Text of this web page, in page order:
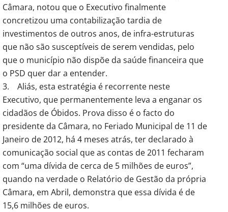
Câmara, notou que o Executivo finalmente
concretizou uma contabilização tardia de
investimentos de outros anos, de infra-estruturas
que não são susceptíveis de serem vendidas, pelo
que o município não dispõe da saúde financeira que
o PSD quer dar a entender.
3. Aliás, esta estratégia é recorrente neste
Executivo, que permanentemente leva a enganar os
cidadãos de Óbidos. Prova disso é o facto do
presidente da Câmara, no Feriado Municipal de 11 de
Janeiro de 2012, há 4 meses atrás, ter declarado à
comunicação social que as contas de 2011 fecharam
com “uma dívida de cerca de 5 milhões de euros”,
quando na verdade o Relatório de Gestão da própria
Câmara, em Abril, demonstra que essa dívida é de
15,6 milhões de euros.